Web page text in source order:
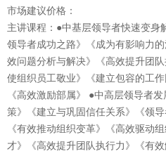
市场建议价格：
主讲课程：●中基层领导者快速变身
领导者成功之路》《成为有影响力
效问题分析与解决》《高效提升团
使组织员工敬业》《建立包容的工
《高效激励部属》 ●中高层领导者
策》《建立与巩固信任关系》《领
《有效推动组织变革》《高效驱动
才》《高效提升团队执行力》《有